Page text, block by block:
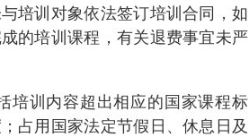
培训对象依法签订培训合同，如
的培训课程，有关退费事宜未严
培训内容超出相应的国家课程标
占用国家法定节假日、休息日及